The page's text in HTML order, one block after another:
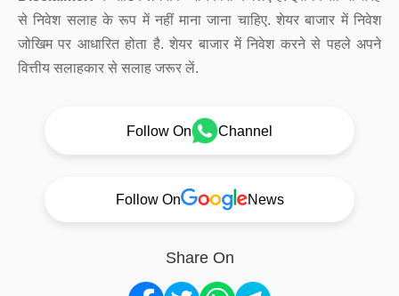
से निवेश सलाह के रूप में नहीं माना जाना चाहिए. शेयर बाजार में निवेश
जोखिम पर आधारित होता है. शेयर बाजार में निवेश करने से पहले अपने
वित्तीय सलाहकार से सलाह जरूर लें.
Follow On Channel
Follow On News
Share On